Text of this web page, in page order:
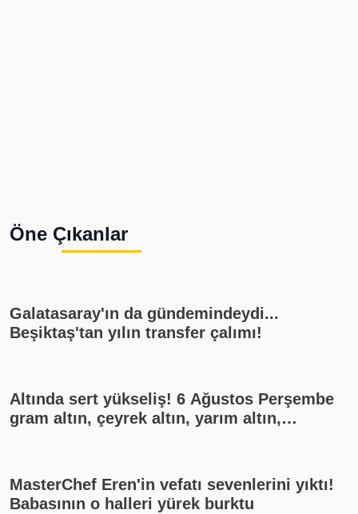
Öne Çıkanlar
Galatasaray'ın da gündemindeydi...
Beşiktaş'tan yılın transfer çalımı!
Altında sert yükseliş! 6 Ağustos Perşembe
gram altın, çeyrek altın, yarım altın,
MasterChef Eren'in vefatı sevenlerini yıktı!
Babasının o halleri yürek burktu